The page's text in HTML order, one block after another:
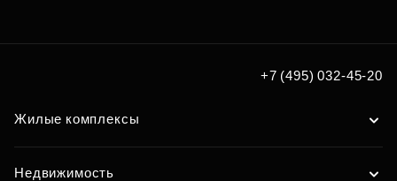
+7 (495) 032-45-20
Жилые комплексы
Недвижимость